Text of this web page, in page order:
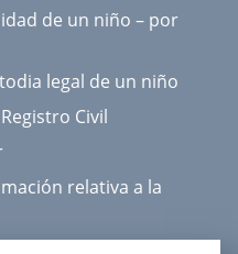
de un niño – por
legal de un niño
Civil
relativa a la